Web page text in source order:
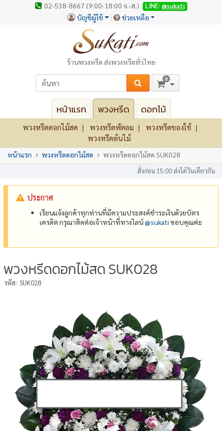
02-538-8667 (9:00-18:00 จ.-ส.) LINE: @sukati
บัญชีผู้ใช้ ช่วยเหลือ
ร้านพวงหรีด ส่งพวงหรีดทั่วไทย
0
หน้าแรก พวงหรีด ดอกไม้
พวงหรีดดอกไม้สด พวงหรีดพัดลม
พวงหรีดของใช้
พวงหรีดต้นไม้
หน้าแรก พวงหรีดดอกไม้สด พวงหรีดดอกไม้สด SUK028
สั่งก่อน 15:00 ส่งได้วันเดียวกัน
ประกาศ
เรียนแจ้งลูกค้าทุกท่านที่มีความประสงค์ชำระเงินด้วยบัตร
เครดิต กรุณาติดต่อเจ้าหน้าที่ทางไลน์@‌sukati ขอบคุณค่ะ
พวงหรีดดอกไม้สด SUK028
รหัส: SUK028